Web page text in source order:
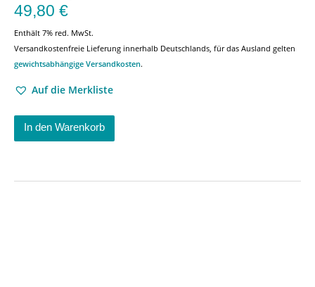
49,80 €
Enthält 7% red. MwSt.
Versandkostenfreie Lieferung innerhalb Deutschlands, für das Ausland gelten
gewichtsabhängige Versandkosten.
Auf die Merkliste
In den Warenkorb